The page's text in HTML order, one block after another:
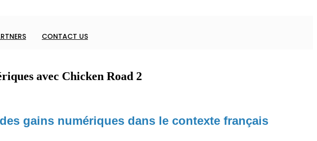
CONTACT US
avec Chicken Road 2
gains numériques dans le contexte français